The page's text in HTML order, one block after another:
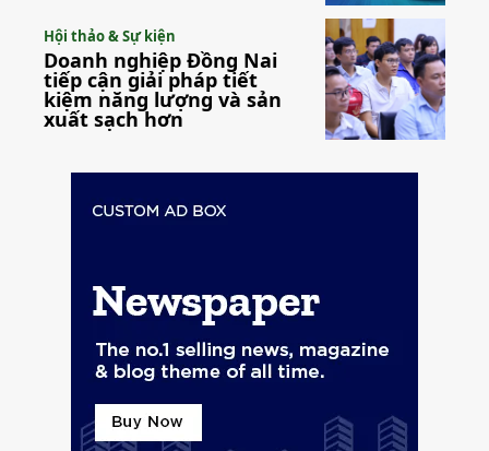
Hội thảo & Sự kiện
Doanh nghiệp Đồng Nai
tiếp cận giải pháp tiết
kiệm năng lượng và sản
xuất sạch hơn